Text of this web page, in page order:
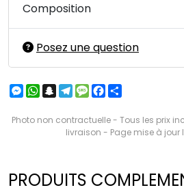
Composition
Posez une question
Messenger
WhatsApp
Snapchat
Telegram
MessageFacebook
Photo non contractuelle - Tous les prix
livraison - Page mise à jour
PRODUITS